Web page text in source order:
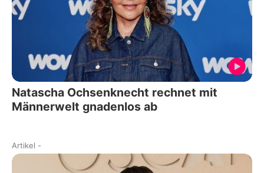
Natascha Ochsenknecht rechnet mit
Männerwelt gnadenlos ab
Artikel -